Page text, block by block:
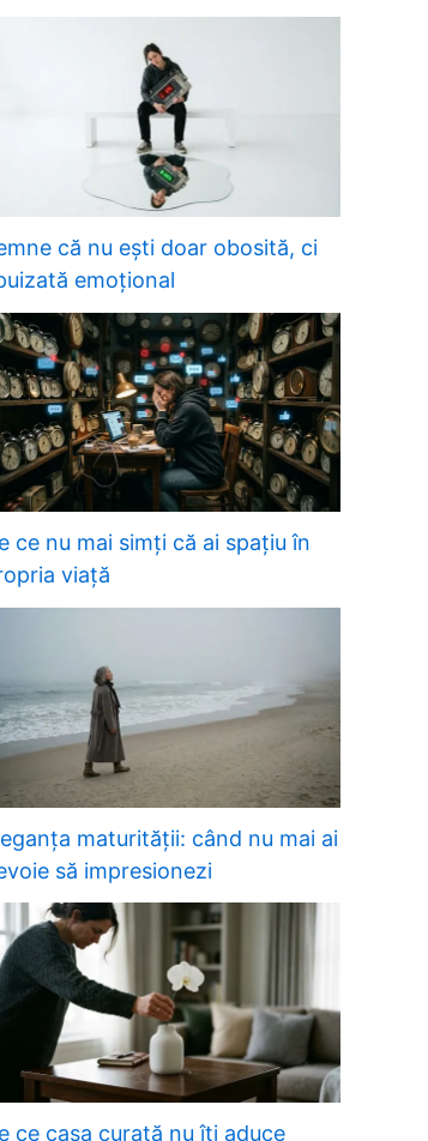
că nu ești doar obosită, ci
emoțional
ce nu mai simți că ai spațiu în
viață
maturității: când nu mai ai
să impresionezi
ce casa curată nu îți aduce